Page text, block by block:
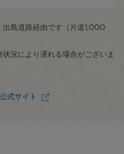
島道路経由です（片道1,000
況により遅れる場合がございま
式サイト